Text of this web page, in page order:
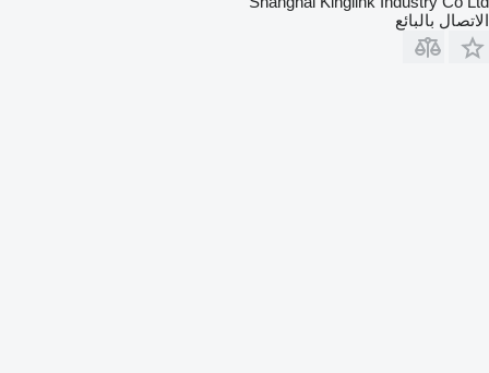
الاتصال بالبائع